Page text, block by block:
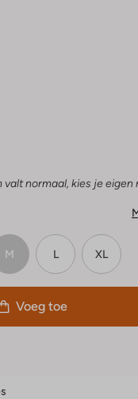
valt normaal, kies je eigen
M L XL
Voeg toe